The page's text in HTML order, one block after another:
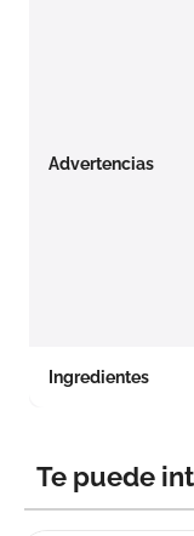
Advertencias
Ingredientes
Te puede